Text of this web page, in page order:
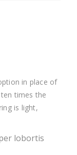
in place of
times the
is light,
lobortis